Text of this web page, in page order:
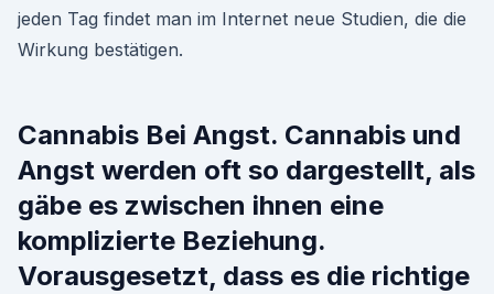
jeden Tag findet man im Internet neue Studien, die die
Wirkung bestätigen.
Cannabis Bei Angst. Cannabis und
Angst werden oft so dargestellt, als
gäbe es zwischen ihnen eine
komplizierte Beziehung.
Vorausgesetzt, dass es die richtige